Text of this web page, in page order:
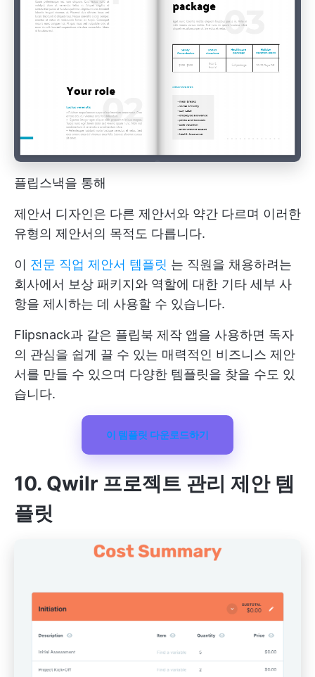
플립스낵을 통해
제안서 디자인은 다른 제안서와 약간 다르며 이러한
유형의 제안서의 목적도 다릅니다.
이 전문 직업 제안서 템플릿 는 직원을 채용하려는
회사에서 보상 패키지와 역할에 대한 기타 세부 사
항을 제시하는 데 사용할 수 있습니다.
Flipsnack과 같은 플립북 제작 앱을 사용하면 독자
의 관심을 쉽게 끌 수 있는 매력적인 비즈니스 제안
서를 만들 수 있으며 다양한 템플릿을 찾을 수도 있
습니다.
이 템플릿 다운로드하기
10. Qwilr 프로젝트 관리 제안 템
플릿